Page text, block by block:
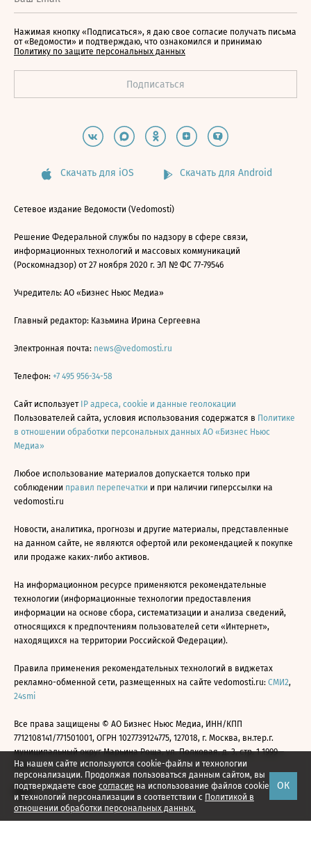
На нашем сайте используются cookie-файлы и технологии
персонализации. Продолжая пользоваться данным сайтом, вы
подтверждаете свое согласие на использование файлов cookie
и технологий персонализации в соответствии с Политикой в
отношении обработки персональных данных.
ОК
Нажимая кнопку «Подписаться», я даю свое согласие получать письма
от «Ведомости» и подтверждаю, что ознакомился и принимаю
Политику по защите персональных данных
Скачать для iOS Скачать для Android
Сетевое издание Ведомости (Vedomosti)
Решение Федеральной службы по надзору в сфере связи,
информационных технологий и массовых коммуникаций
(Роскомнадзор) от 27 ноября 2020 г. ЭЛ № ФС 77-79546
Учредитель: АО «Бизнес Ньюс Медиа»
Главный редактор: Казьмина Ирина Сергеевна
Электронная почта: news@vedomosti.ru
Телефон: +7 495 956-34-58
Сайт использует IP адреса, cookie и данные геолокации
Пользователей сайта, условия использования содержатся в Политике
в отношении обработки персональных данных АО «Бизнес Ньюс
Медиа»
Любое использование материалов допускается только при
соблюдении правил перепечатки и при наличии гиперссылки на
vedomosti.ru
Новости, аналитика, прогнозы и другие материалы, представленные
на данном сайте, не являются офертой или рекомендацией к покупке
или продаже каких-либо активов.
На информационном ресурсе применяются рекомендательные
технологии (информационные технологии предоставления
информации на основе сбора, систематизации и анализа сведений,
относящихся к предпочтениям пользователей сети «Интернет»,
находящихся на территории Российской Федерации).
Правила применения рекомендательных технологий в виджетах
рекламно-обменной сети, размещенных на сайте vedomosti.ru: СМИ2,
24smi
Все права защищены © АО Бизнес Ньюс Медиа, ИНН/КПП
7712108141/771501001, ОГРН 1027739124775, 127018, г. Москва, вн.тер.г.
муниципальный округ Марьина Роща, ул. Полковая, д. 3, стр. 1 1999—
2026